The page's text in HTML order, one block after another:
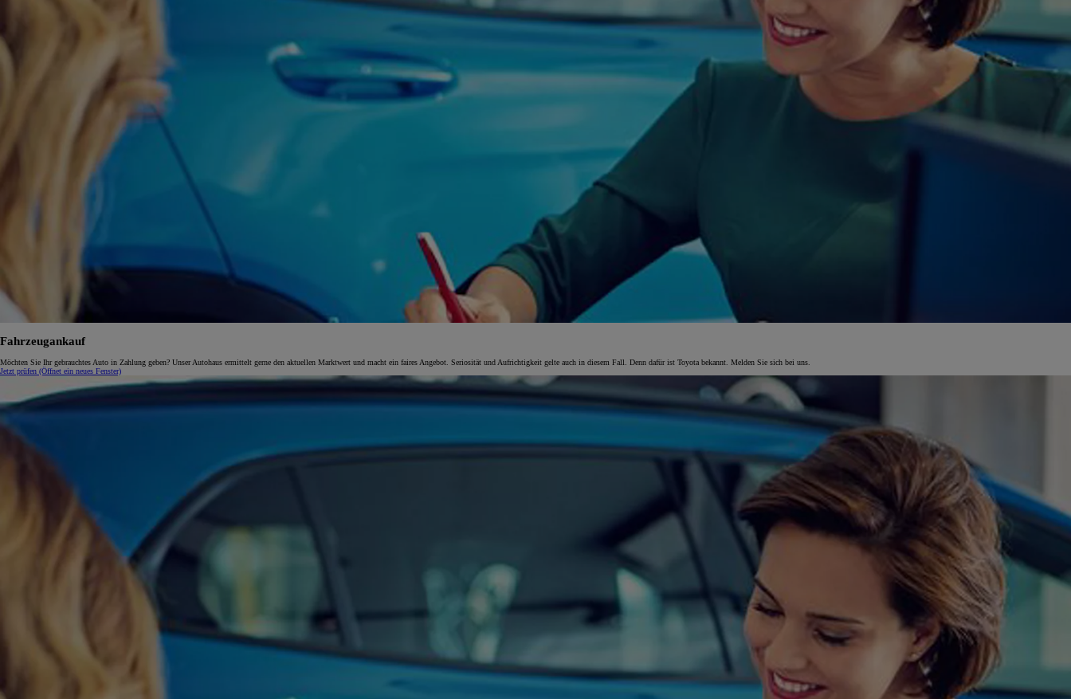
Fahrzeugankauf
Möchten Sie Ihr gebrauchtes Auto in Zahlung geben? Unser Autohaus ermittelt gerne den aktuellen Marktwert und macht ein faires Angebot. Seriosität und Aufrichtigkeit gelte auch in diesem Fall. Denn dafür ist Toyota bekannt. Melden Sie sich bei uns.
Jetzt prüfen (Öffnet ein neues Fenster)